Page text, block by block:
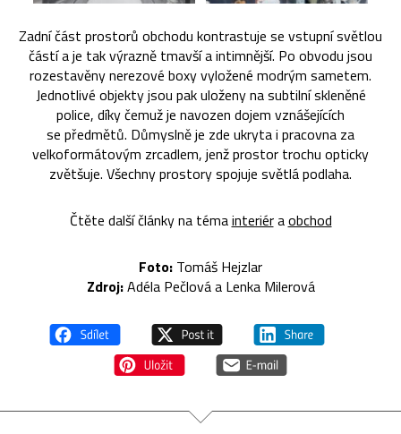
Zadní část prostorů obchodu kontrastuje se vstupní světlou
částí a je tak výrazně tmavší a intimnější. Po obvodu jsou
rozestavěny nerezové boxy vyložené modrým sametem.
Jednotlivé objekty jsou pak uloženy na subtilní skleněné
police, díky čemuž je navozen dojem vznášejících
se předmětů. Důmyslně je zde ukryta i pracovna za
velkoformátovým zrcadlem, jenž prostor trochu opticky
zvětšuje. Všechny prostory spojuje světlá podlaha.
Čtěte další články na témainteriéraobchod
Foto: Tomáš Hejzlar
Zdroj:Adéla Pečlová a Lenka Milerová